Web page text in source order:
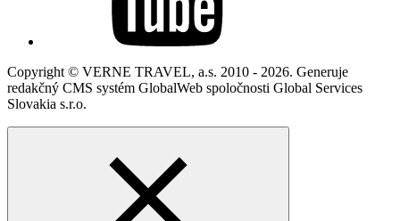
Copyright © VERNE TRAVEL, a.s. 2010 - 2026. Generuje
redakčný CMS systém GlobalWeb spoločnosti Global Services
Slovakia s.r.o.